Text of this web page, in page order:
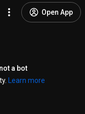
Open App
a bot
Learn more